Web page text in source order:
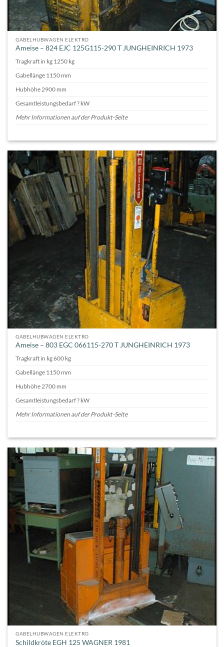
GABELHUBWAGEN ELEKTRO
Ameise – 824 EJC 125G115-290 T JUNGHEINRICH 1973
Tragkraft in kg 1250 kg
Gabellänge 1150 mm
Hubhöhe 2900 mm
Gesamtleistungsbedarf ? kW
Mehr Informationen auf der Produkt-Seite
GABELHUBWAGEN ELEKTRO
Ameise – 803 EGC 066115-270 T JUNGHEINRICH 1973
Tragkraft in kg 600 kg
Gabellänge 1150 mm
Hubhöhe 2700 mm
Gesamtleistungsbedarf ? kW
Mehr Informationen auf der Produkt-Seite
GABELHUBWAGEN ELEKTRO
Schildkröte EGH 125 WAGNER 1981